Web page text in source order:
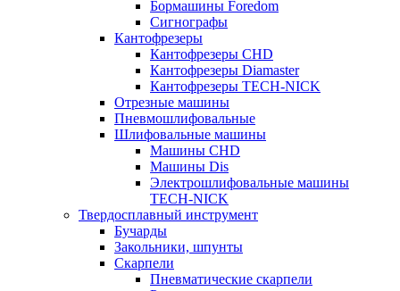
Бормашины Foredom
Сигнографы
Кантофрезеры
Кантофрезеры CHD
Кантофрезеры Diamaster
Кантофрезеры TECH-NICK
Отрезные машины
Пневмошлифовальные
Шлифовальные машины
Машины CHD
Машины Dis
Электрошлифовальные машины
TECH-NICK
Твердосплавный инструмент
Бучарды
Закольники, шпунты
Скарпели
Пневматические скарпели